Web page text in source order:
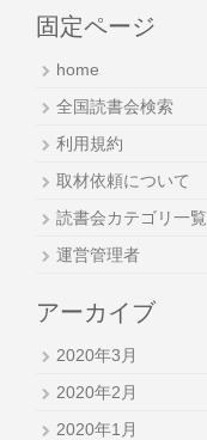
固定ページ
home
全国読書会検索
利用規約
取材依頼について
読書会カテゴリ一覧
運営管理者
アーカイブ
2020年3月
2020年2月
2020年1月